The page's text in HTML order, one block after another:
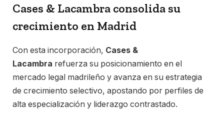
Cases & Lacambra consolida su
crecimiento en Madrid
Con esta incorporación, Cases &
Lacambra refuerza su posicionamiento en el
mercado legal madrileño y avanza en su estrategia
de crecimiento selectivo, apostando por perfiles de
alta especialización y liderazgo contrastado.